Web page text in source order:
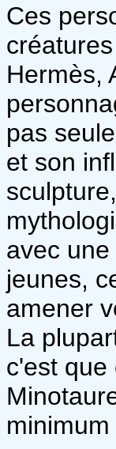
Ces
Hermès,
pas
et son
avec
jeunes,
amener
La
c'est que